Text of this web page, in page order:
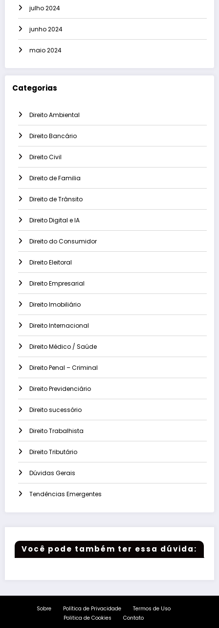
julho 2024
junho 2024
maio 2024
Categorias
Direito Ambiental
Direito Bancário
Direito Civil
Direito de Familia
Direito de Trânsito
Direito Digital e IA
Direito do Consumidor
Direito Eleitoral
Direito Empresarial
Direito Imobiliário
Direito Internacional
Direito Médico / Saúde
Direito Penal – Criminal
Direito Previdenciário
Direito sucessório
Direito Trabalhista
Direito Tributário
Dúvidas Gerais
Tendências Emergentes
Você pode também ter essa dúvida:
Sobre Política de Privacidade
Termos de Uso
Politica de Cookies
Contato